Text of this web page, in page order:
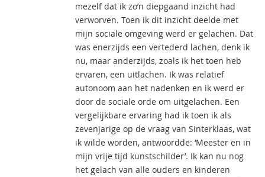
mezelf dat ik zo’n diepgaand inzicht had
verworven. Toen ik dit inzicht deelde met
mijn sociale omgeving werd er gelachen. Dat
was enerzijds een vertederd lachen, denk ik
nu, maar anderzijds, zoals ik het toen heb
ervaren, een uitlachen. Ik was relatief
autonoom aan het nadenken en ik werd er
door de sociale orde om uitgelachen. Een
vergelijkbare ervaring had ik toen ik als
zevenjarige op de vraag van Sinterklaas, wat
ik wilde worden, antwoordde: ‘Meester en in
mijn vrije tijd kunstschilder’. Ik kan nu nog
het gelach van alle ouders en kinderen